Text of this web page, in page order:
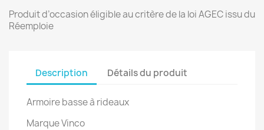
Produit d’occasion éligible au critère de la loi AGEC issu du
Réemploie
Description Détails du produit
Armoire basse à rideaux
Marque Vinco